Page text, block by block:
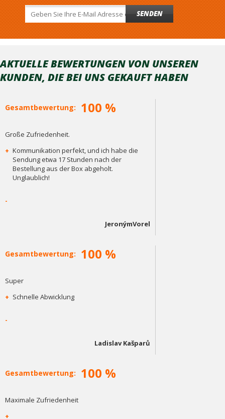
SENDEN
AKTUELLE BEWERTUNGEN VON UNSEREN
KUNDEN, DIE BEI ​​UNS GEKAUFT HABEN
Gesamtbewertung: 100 %
Große Zufriedenheit.
+ Kommunikation perfekt, und ich habe die
Sendung etwa 17 Stunden nach der
Bestellung aus der Box abgeholt.
Unglaublich!
-
JeronýmVorel
Gesamtbewertung: 100 %
Super
+ Schnelle Abwicklung
-
Ladislav Kašparů
Gesamtbewertung: 100 %
Maximale Zufriedenheit
+